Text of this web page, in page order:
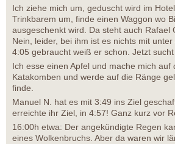
Ich ziehe mich um, geduscht wird im
Trinkbarem um, finde einen Waggon wo
ausgeschenkt wird. Da steht auch Rafael
Nein, leider, bei ihm ist es nichts mit
4:05 gebraucht weiß er schon. Jetzt
Ich esse einen Apfel und mache mich auf
Katakomben und werde auf die Ränge
finde.
Manuel N. hat es mit 3:49 ins Ziel
erreichte ihr Ziel, in 4:57! Ganz kurz vor
16:00h etwa: Der angekündigte Regen
eines Wolkenbruchs. Aber da waren wir